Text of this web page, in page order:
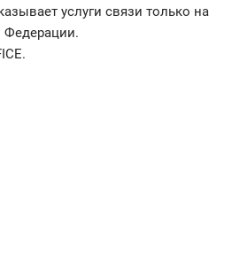
услуги связи только на
Федерации.